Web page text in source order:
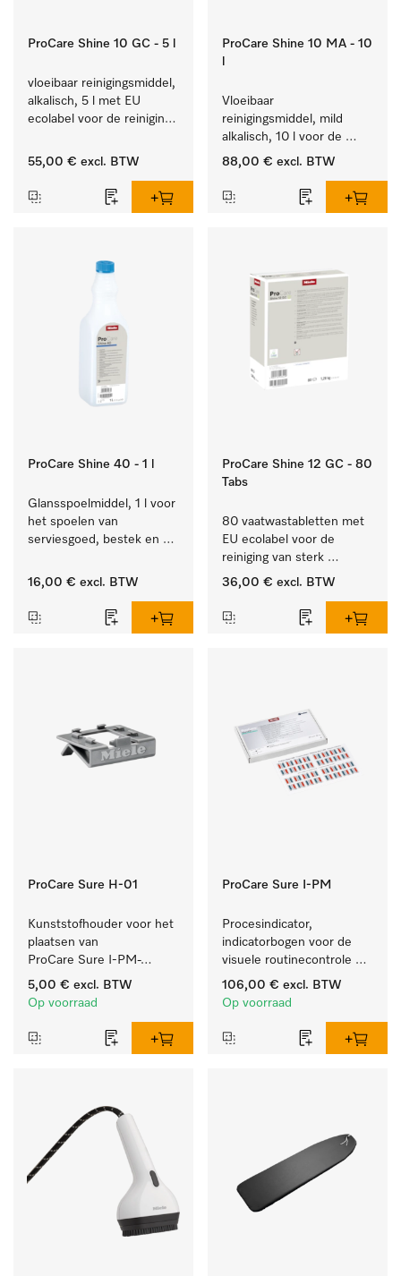
ProCare Shine 10 GC - 5 l
vloeibaar reinigingsmiddel,
alkalisch, 5 l met EU
ecolabel voor de reiniging
serviesgoed, bestek en
55,00 € excl. BTW
ProCare Shine 10 MA - 10
Vloeibaar
reinigingsmiddel, mild
alkalisch, 10 l voor de
reiniging van lichte
bestek en glazen.
88,00 € excl. BTW
ProCare Shine 40 - 1 l
Glansspoelmiddel, 1 l voor
het spoelen van
serviesgoed, bestek en
16,00 € excl. BTW
ProCare Shine 12 GC - 80
Tabs
80 vaatwastabletten met
EU ecolabel voor de
reiniging van sterk
vervuild serviesgoed,
36,00 € excl. BTW
ProCare Sure H-01
Kunststofhouder voor het
plaatsen van
ProCare Sure I-PM-
indicatoren.
5,00 € excl. BTW
Op voorraad
ProCare Sure I-PM
Procesindicator,
indicatorbogen voor de
visuele routinecontrole
tijdens het reinigings- en
desinfectieproces.
106,00 € excl. BTW
Op voorraad